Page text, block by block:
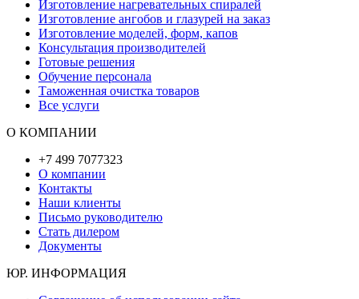
Изготовление нагревательных спиралей
Изготовление ангобов и глазурей на заказ
Изготовление моделей, форм, капов
Консультация производителей
Готовые решения
Обучение персонала
Таможенная очистка товаров
Все услуги
О КОМПАНИИ
+7 499 7077323
О компании
Контакты
Наши клиенты
Письмо руководителю
Стать дилером
Документы
ЮР. ИНФОРМАЦИЯ